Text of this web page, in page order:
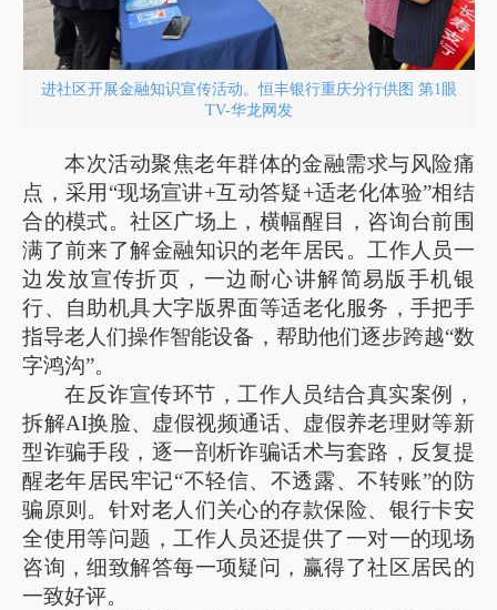
进社区开展金融知识宣传活动。恒丰银行重庆分行供图 第1眼
TV-华龙网发
本次活动聚焦老年群体的金融需求与风险痛
点，采用“现场宣讲+互动答疑+适老化体验”相结
合的模式。社区广场上，横幅醒目，咨询台前围
满了前来了解金融知识的老年居民。工作人员一
边发放宣传折页，一边耐心讲解简易版手机银
行、自助机具大字版界面等适老化服务，手把手
指导老人们操作智能设备，帮助他们逐步跨越“数
字鸿沟”。
在反诈宣传环节，工作人员结合真实案例，
拆解AI换脸、虚假视频通话、虚假养老理财等新
型诈骗手段，逐一剖析诈骗话术与套路，反复提
醒老年居民牢记“不轻信、不透露、不转账”的防
骗原则。针对老人们关心的存款保险、银行卡安
全使用等问题，工作人员还提供了一对一的现场
咨询，细致解答每一项疑问，赢得了社区居民的
一致好评。